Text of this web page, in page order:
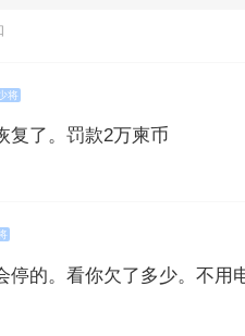
将
复了。罚款2万柬币
停的。看你欠了多少。不用